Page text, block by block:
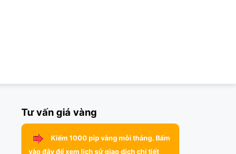
Tư vấn giá vàng
Kiếm 1000 pip vàng mỗi tháng. Bấm
vào đây để xem lịch sử giao dịch chi tiết